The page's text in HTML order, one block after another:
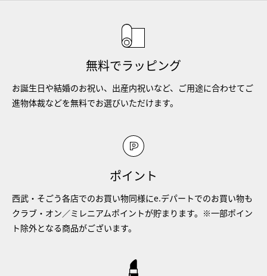
無料でラッピング
お誕生日や結婚のお祝い、出産内祝いなど、ご用途に合わせてご
進物体裁などを無料でお選びいただけます。
ポイント
西武・そごう各店でのお買い物同様にe.デパートでのお買い物も
クラブ・オン／ミレニアムポイントが貯まります。※一部ポイン
ト除外となる商品がございます。